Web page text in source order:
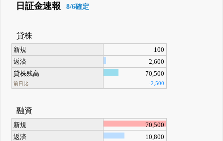
日証金速報 8/6確定
貸株
新規
100
返済
2,600
貸株残高
前日比
70,500
-2,500
融資
新規
70,500
返済
10,800